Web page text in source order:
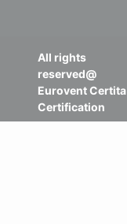
All rights
reserved@
Eurovent Certita
Certification